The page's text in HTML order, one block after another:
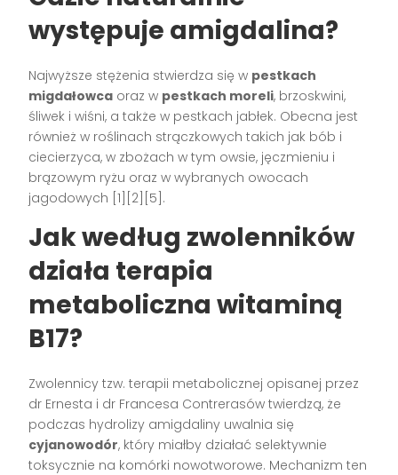
występuje amigdalina?
Najwyższe stężenia stwierdza się w pestkach
migdałowca oraz w pestkach moreli, brzoskwini,
śliwek i wiśni, a także w pestkach jabłek. Obecna jest
również w roślinach strączkowych takich jak bób i
ciecierzyca, w zbożach w tym owsie, jęczmieniu i
brązowym ryżu oraz w wybranych owocach
jagodowych [1][2][5].
Jak według zwolenników
działa terapia
metaboliczna witaminą
B17?
Zwolennicy tzw. terapii metabolicznej opisanej przez
dr Ernesta i dr Francesa Contrerasów twierdzą, że
podczas hydrolizy amigdaliny uwalnia się
cyjanowodór, który miałby działać selektywnie
toksycznie na komórki nowotworowe. Mechanizm ten